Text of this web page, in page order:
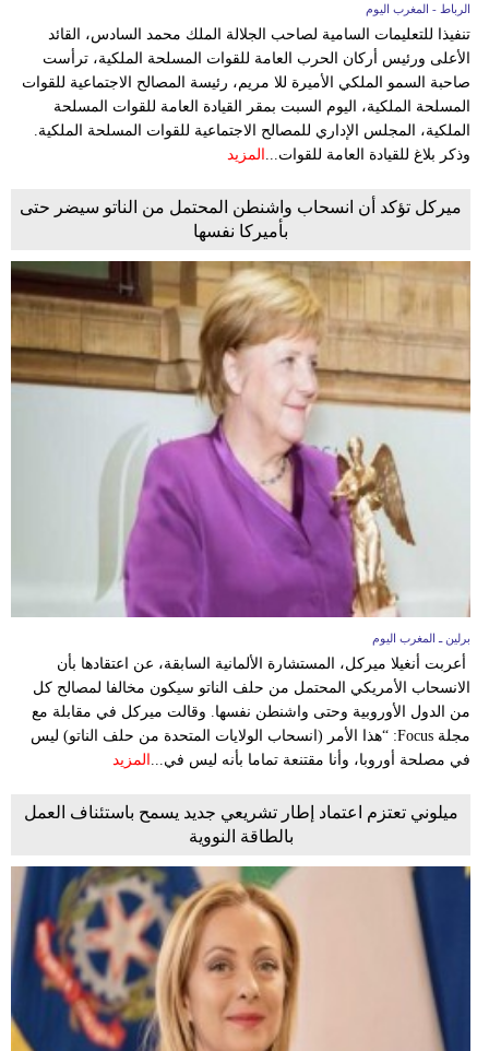
الرباط - المغرب اليوم
تنفيذا للتعليمات السامية لصاحب الجلالة الملك محمد السادس، القائد
الأعلى ورئيس أركان الحرب العامة للقوات المسلحة الملكية، ترأست
صاحبة السمو الملكي الأميرة للا مريم، رئيسة المصالح الاجتماعية للقوات
المسلحة الملكية، اليوم السبت بمقر القيادة العامة للقوات المسلحة
الملكية، المجلس الإداري للمصالح الاجتماعية للقوات المسلحة الملكية.
وذكر بلاغ للقيادة العامة للقوات... المزيد
ميركل تؤكد أن انسحاب واشنطن المحتمل من الناتو سيضر حتى
بأميركا نفسها
برلين ـ المغرب اليوم
أعربت أنغيلا ميركل، المستشارة الألمانية السابقة، عن اعتقادها بأن
الانسحاب الأمريكي المحتمل من حلف الناتو سيكون مخالفا لمصالح كل
من الدول الأوروبية وحتى واشنطن نفسها. وقالت ميركل في مقابلة مع
مجلة Focus: “هذا الأمر (انسحاب الولايات المتحدة من حلف الناتو) ليس
في مصلحة أوروبا، وأنا مقتنعة تماما بأنه ليس في... المزيد
ميلوني تعتزم اعتماد إطار تشريعي جديد يسمح باستئناف العمل
بالطاقة النووية